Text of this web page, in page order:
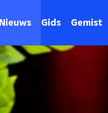
Nieuws Gids Gemist